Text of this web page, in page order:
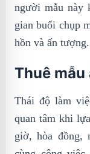
người mẫu này
gian buổi chụp
hồn và ấn tượng.
Thuê
Thái độ làm
quan tâm khi
giờ, hòa đồng,